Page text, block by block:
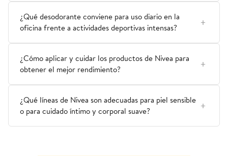
¿Qué desodorante conviene para uso diario en la
oficina frente a actividades deportivas intensas?
¿Cómo aplicar y cuidar los productos de Nivea para
obtener el mejor rendimiento?
¿Qué líneas de Nivea son adecuadas para piel sensible
o para cuidado íntimo y corporal suave?